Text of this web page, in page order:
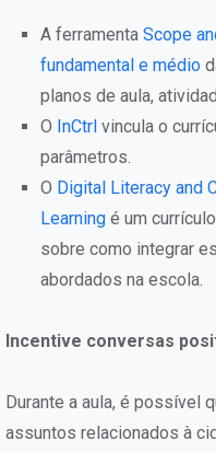
A ferramenta Scope
fundamental e médio
planos de aula,
O InCtrl vincula o
parâmetros.
O Digital Literacy and
Learning é um
sobre como integrar
abordados na escola.
Incentive conversas
Durante a aula, é possível
assuntos relacionados à